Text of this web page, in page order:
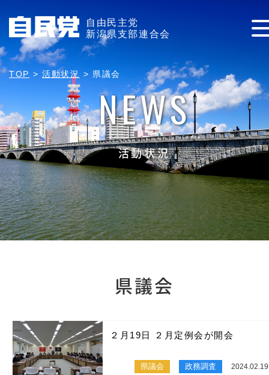
自由民主党
新潟県支部連合会
TOP >活動状況 > 県議会
NEWS
活動状況
県議会
２月19日 ２月定例会が開会
県議会 政務調査 2024.02.19